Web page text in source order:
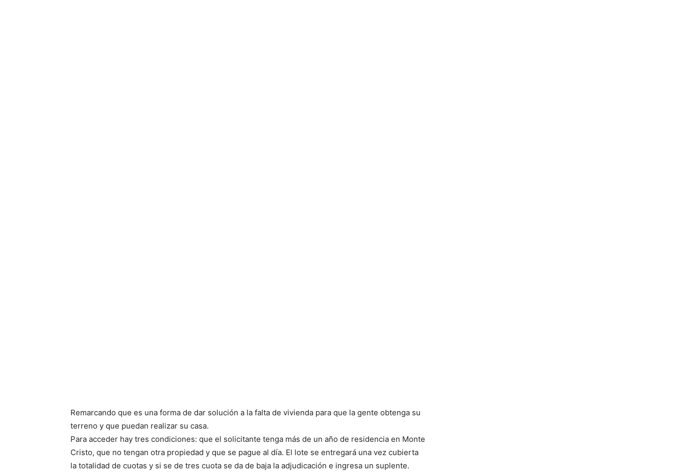
Remarcando que es una forma de dar solución a la falta de vivienda para que la gente obtenga su
terreno y que puedan realizar su casa.
Para acceder hay tres condiciones: que el solicitante tenga más de un año de residencia en Monte
Cristo, que no tengan otra propiedad y que se pague al día. El lote se entregará una vez cubierta
la totalidad de cuotas y si se de tres cuota se da de baja la adjudicación e ingresa un suplente.